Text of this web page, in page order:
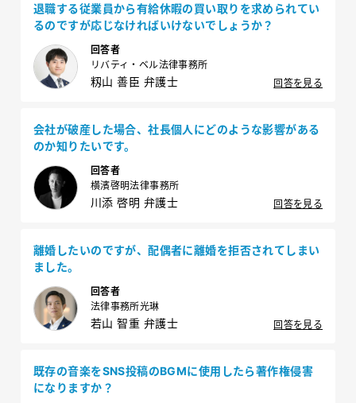
退職する従業員から有給休暇の買い取りを求められてい
るのですが応じなければいけないでしょうか？
回答者
リバティ・ベル法律事務所
籾山 善臣 弁護士 回答を見る
会社が破産した場合、社長個人にどのような影響がある
のか知りたいです。
回答者
横濱啓明法律事務所
川添 啓明 弁護士 回答を見る
離婚したいのですが、配偶者に離婚を拒否されてしまい
ました。
回答者
法律事務所光琳
若山 智重 弁護士 回答を見る
既存の音楽をSNS投稿のBGMに使用したら著作権侵害
になりますか？